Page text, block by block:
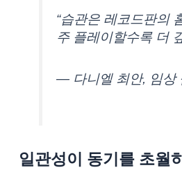
“습관은 레코드판의
주 플레이할수록 더
— 다니엘 최안, 임상
일관성이 동기를 초월